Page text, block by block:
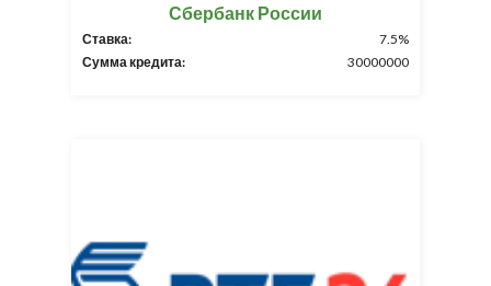
Сбербанк России
Ставка:
7.5%
Сумма кредита:
30000000